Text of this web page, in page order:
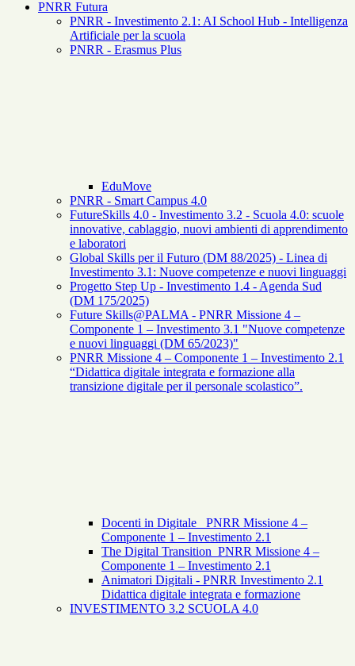
PNRR Futura
PNRR - Investimento 2.1: AI School Hub - Intelligenza
Artificiale per la scuola
PNRR - Erasmus Plus
EduMove
PNRR - Smart Campus 4.0
FutureSkills 4.0 - Investimento 3.2 - Scuola 4.0: scuole
innovative, cablaggio, nuovi ambienti di apprendimento
e laboratori
Global Skills per il Futuro (DM 88/2025) - Linea di
Investimento 3.1: Nuove competenze e nuovi linguaggi
Progetto Step Up - Investimento 1.4 - Agenda Sud
(DM 175/2025)
Future Skills@PALMA - PNRR Missione 4 –
Componente 1 – Investimento 3.1 "Nuove competenze
e nuovi linguaggi (DM 65/2023)"
PNRR Missione 4 – Componente 1 – Investimento 2.1
“Didattica digitale integrata e formazione alla
transizione digitale per il personale scolastico”.
Docenti in Digitale _PNRR Missione 4 –
Componente 1 – Investimento 2.1
The Digital Transition_PNRR Missione 4 –
Componente 1 – Investimento 2.1
Animatori Digitali - PNRR Investimento 2.1
Didattica digitale integrata e formazione
INVESTIMENTO 3.2 SCUOLA 4.0